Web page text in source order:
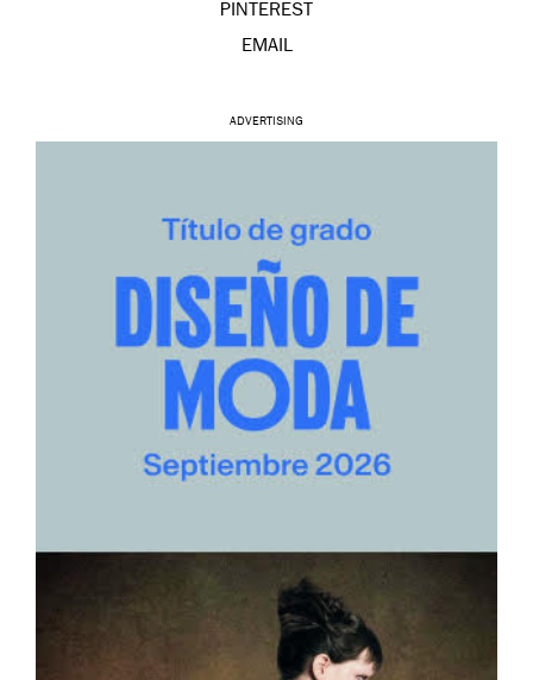
PINTEREST
EMAIL
ADVERTISING